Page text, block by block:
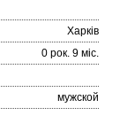
Харків
0 рок. 9 міc.
мужской